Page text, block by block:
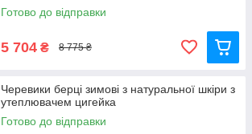
Готово до відправки
5 704 ₴ 8 775 ₴
Черевики берці зимові з натуральної шкіри з
утеплювачем цигейка
Готово до відправки